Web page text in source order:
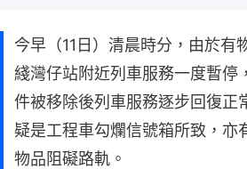
今早（11日）清晨時分，由於有
綫灣仔站附近列車服務一度暫停
件被移除後列車服務逐步回復正
疑是工程車勾爛信號箱所致，亦
物品阻礙路軌。